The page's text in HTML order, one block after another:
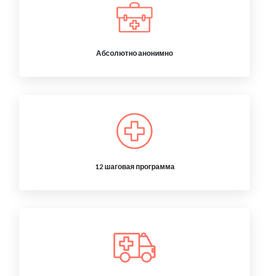
Абсолютно анонимно
12 шаговая программа